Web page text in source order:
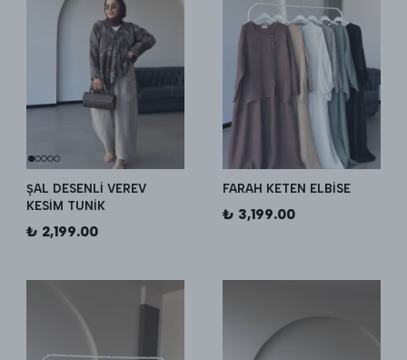
ȘAL DESENLİ VEREV
KESİM TUNİK
₺ 2,199.00
FARAH KETEN ELBİSE
₺ 3,199.00